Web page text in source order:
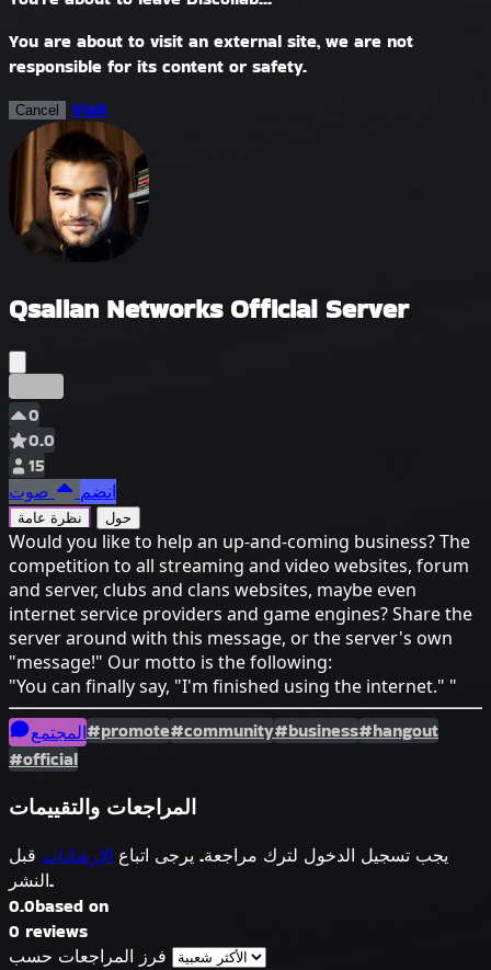
You are about to visit an external site, we are not
responsible for its content or safety.
Cancel Visit
Qsalian Networks Official Server
0
0.0
15
انضم
صوت
نظرة عامة حول
Would you like to help an up-and-coming business? The
competition to all streaming and video websites, forum
and server, clubs and clans websites, maybe even
internet service providers and game engines? Share the
server around with this message, or the server's own
"message!" Our motto is the following:
"You can finally say, "I'm finished using the internet." "
المجتمع#promote#community#business#hangout
#official
المراجعات والتقييمات
يجب تسجيل الدخول لترك مراجعة. يرجى اتباع الإرشادات قبل
النشر.
0.0based on
0 reviews
فرز المراجعات حسب